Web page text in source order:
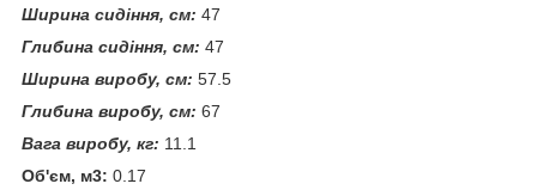
Ширина сидіння, см: 47
Глибина сидіння, см: 47
Ширина виробу, см: 57.5
Глибина виробу, см: 67
Вага виробу, кг: 11.1
Об'єм, м3: 0.17